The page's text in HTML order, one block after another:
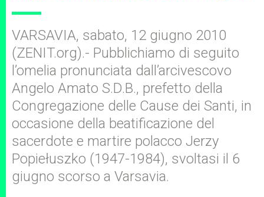
VARSAVIA, sabato, 12 giugno 2010
(ZENIT.org).- Pubblichiamo di seguito
l’omelia pronunciata dall’arcivescovo
Angelo Amato S.D.B., prefetto della
Congregazione delle Cause dei Santi, in
occasione della beatificazione del
sacerdote e martire polacco Jerzy
Popiełuszko (1947-1984), svoltasi il 6
giugno scorso a Varsavia.